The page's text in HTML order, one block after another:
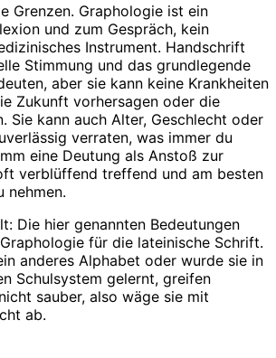
Grenzen. Graphologie ist ein
und zum Gespräch, kein
Instrument. Handschrift
Stimmung und das grundlegende
aber sie kann keine Krankheiten
Zukunft vorhersagen oder die
Sie kann auch Alter, Geschlecht oder
verraten, was immer du
eine Deutung als Anstoß zur
verblüffend treffend und am besten
nehmen.
Die hier genannten Bedeutungen
für die lateinische Schrift.
anderes Alphabet oder wurde sie in
Schulsystem gelernt, greifen
sauber, also wäge sie mit
ab.